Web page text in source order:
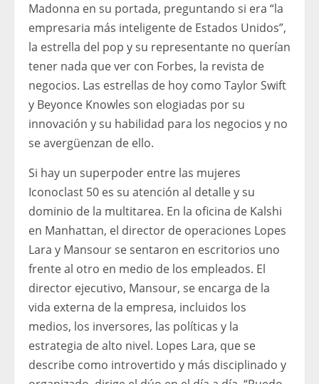
Madonna en su portada, preguntando si era “la
empresaria más inteligente de Estados Unidos”,
la estrella del pop y su representante no querían
tener nada que ver con Forbes, la revista de
negocios. Las estrellas de hoy como Taylor Swift
y Beyonce Knowles son elogiadas por su
innovación y su habilidad para los negocios y no
se avergüenzan de ello.
Si hay un superpoder entre las mujeres
Iconoclast 50 es su atención al detalle y su
dominio de la multitarea. En la oficina de Kalshi
en Manhattan, el director de operaciones Lopes
Lara y Mansour se sentaron en escritorios uno
frente al otro en medio de los empleados. El
director ejecutivo, Mansour, se encarga de la
vida externa de la empresa, incluidos los
medios, los inversores, las políticas y la
estrategia de alto nivel. Lopes Lara, que se
describe como introvertido y más disciplinado y